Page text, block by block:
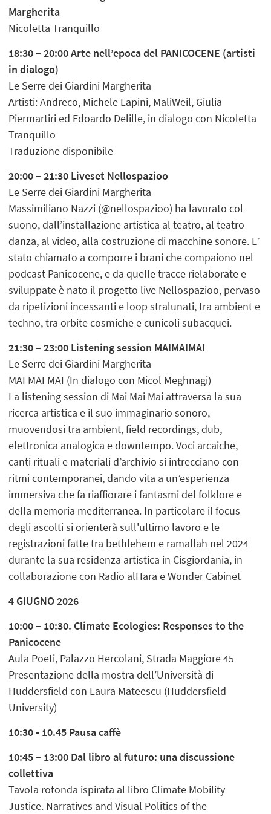
Margherita
Nicoletta Tranquillo
18:30 – 20:00 Arte nell’epoca del PANICOCENE (artisti
in dialogo)
Le Serre dei Giardini Margherita
Artisti: Andreco, Michele Lapini, MaliWeil, Giulia
Piermartiri ed Edoardo Delille, in dialogo con Nicoletta
Tranquillo
Traduzione disponibile
20:00 – 21:30 Liveset Nellospazioo
Le Serre dei Giardini Margherita
Massimiliano Nazzi (@nellospazioo) ha lavorato col
suono, dall’installazione artistica al teatro, al teatro
danza, al video, alla costruzione di macchine sonore. E’
stato chiamato a comporre i brani che compaiono nel
podcast Panicocene, e da quelle tracce rielaborate e
sviluppate è nato il progetto live Nellospazioo, pervaso
da ripetizioni incessanti e loop stralunati, tra ambient e
techno, tra orbite cosmiche e cunicoli subacquei.
21:30 – 23:00 Listening session MAIMAIMAI
Le Serre dei Giardini Margherita
MAI MAI MAI (In dialogo con Micol Meghnagi)
La listening session di Mai Mai Mai attraversa la sua
ricerca artistica e il suo immaginario sonoro,
muovendosi tra ambient, field recordings, dub,
elettronica analogica e downtempo. Voci arcaiche,
canti rituali e materiali d’archivio si intrecciano con
ritmi contemporanei, dando vita a un’esperienza
immersiva che fa riaffiorare i fantasmi del folklore e
della memoria mediterranea. In particolare il focus
degli ascolti si orienterà sull'ultimo lavoro e le
registrazioni fatte tra bethlehem e ramallah nel 2024
durante la sua residenza artistica in Cisgiordania, in
collaborazione con Radio alHara e Wonder Cabinet
4 GIUGNO 2026
10:00 – 10:30. Climate Ecologies: Responses to the
Panicocene
Aula Poeti, Palazzo Hercolani, Strada Maggiore 45
Presentazione della mostra dell’Università di
Huddersfield con Laura Mateescu (Huddersfield
University)
10:30 - 10.45 Pausa caffè
10:45 – 13:00 Dal libro al futuro: una discussione
collettiva
Tavola rotonda ispirata al libro Climate Mobility
Justice. Narratives and Visual Politics of the